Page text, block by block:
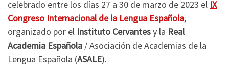
celebrado entre los días 27 a 30 de marzo de 2023 el IX
Congreso Internacional de la Lengua Española,
organizado por el Instituto Cervantesy la Real
Academia Española / Asociación de Academias de la
Lengua Española (ASALE).